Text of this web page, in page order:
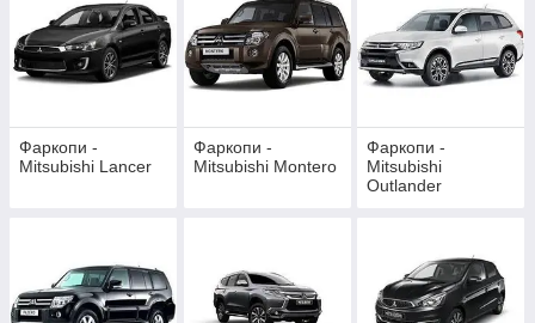
Фаркопи -
Mitsubishi Lancer
Фаркопи -
Mitsubishi Montero
Фаркопи -
Mitsubishi
Outlander